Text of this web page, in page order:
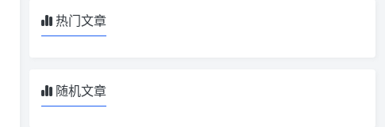
热门文章
随机文章